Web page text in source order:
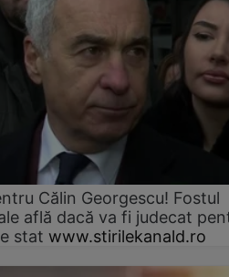
Călin Georgescu! Fostul
află dacă va fi judecat
stat www.stirilekanald.ro